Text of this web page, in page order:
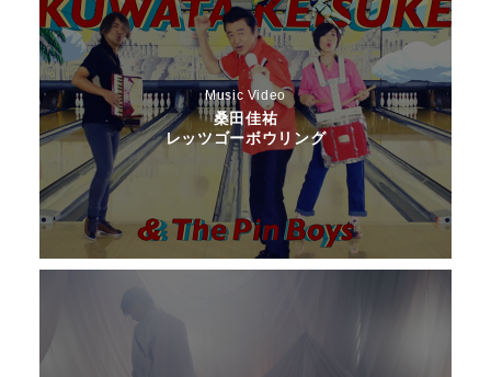
Music Video
桑田佳祐
レッツゴーボウリング